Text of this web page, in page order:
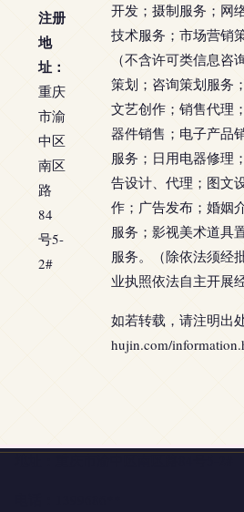
注册
地
址：
重庆
市渝
中区
南区
路
84
号5-
2#
开发；摄制服务；网
技术服务；市场营销
（不含许可类信息咨
策划；咨询策划服务
文艺创作；销售代理
器件销售；电子产品
服务；日用电器修理
告设计、代理；图文
作；广告发布；婚姻
服务；影视美术道具
服务。（除依法须经
业执照依法自主开展
如若转载，请注明出
hujin.com/